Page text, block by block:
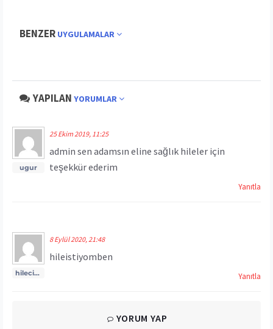
BENZER UYGULAMALAR
YAPILAN YORUMLAR
ugur
25 Ekim 2019, 11:25
admin sen adamsın eline sağlık hileler için
teşekkür ederim
Yanıtla
hileci354686
8 Eylül 2020, 21:48
hileistiyomben
Yanıtla
YORUM YAP